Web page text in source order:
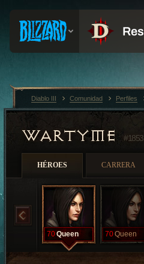
WARTYME #1853
HÉROES CARRERA
70Queen 70Queen
Diablo III Comunidad Perfiles